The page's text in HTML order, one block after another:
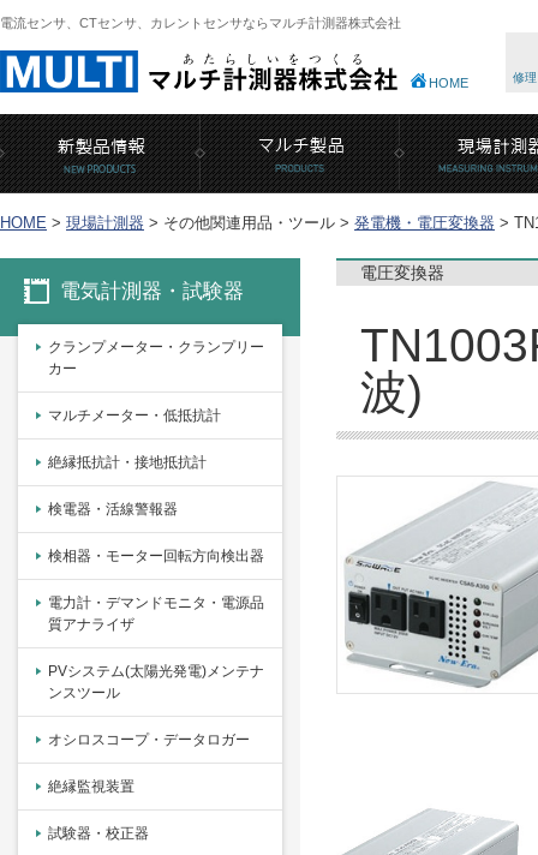
電流センサ、CTセンサ、カレントセンサならマルチ計測器株式会社
HOME 修
HOME > 現場計測器 > その他関連用品・ツール > 発電機・電圧変換器 >
電気計測器・試験器
クランプメーター・クランプリー
カー
マルチメーター・低抵抗計
絶縁抵抗計・接地抵抗計
検電器・活線警報器
検相器・モーター回転方向検出器
電力計・デマンドモニタ・電源品
質アナライザ
PVシステム(太陽光発電)メンテナ
ンスツール
オシロスコープ・データロガー
絶縁監視装置
試験器・校正器
電圧変換器
波)